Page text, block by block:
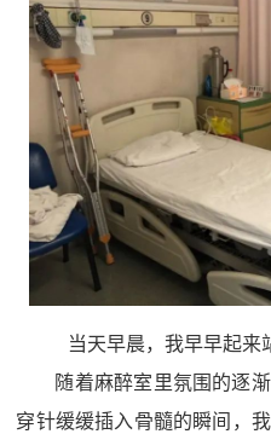
当天早晨，我早早起来
随着麻醉室里氛围的逐
穿针缓缓插入骨髓的瞬间，